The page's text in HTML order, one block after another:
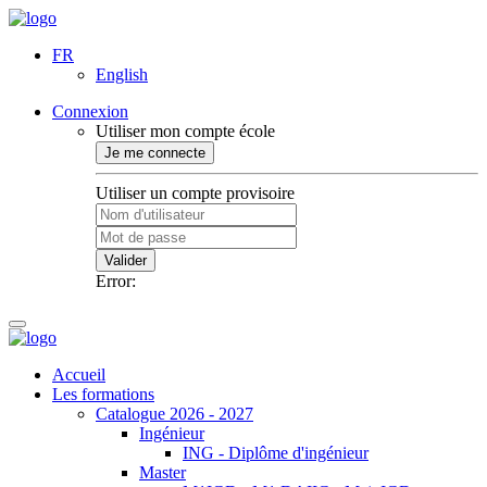
FR
English
Connexion
Utiliser mon compte école
Je me connecte
Utiliser un compte provisoire
Valider
Error:
Accueil
Les formations
Catalogue 2026 - 2027
Ingénieur
ING - Diplôme d'ingénieur
Master